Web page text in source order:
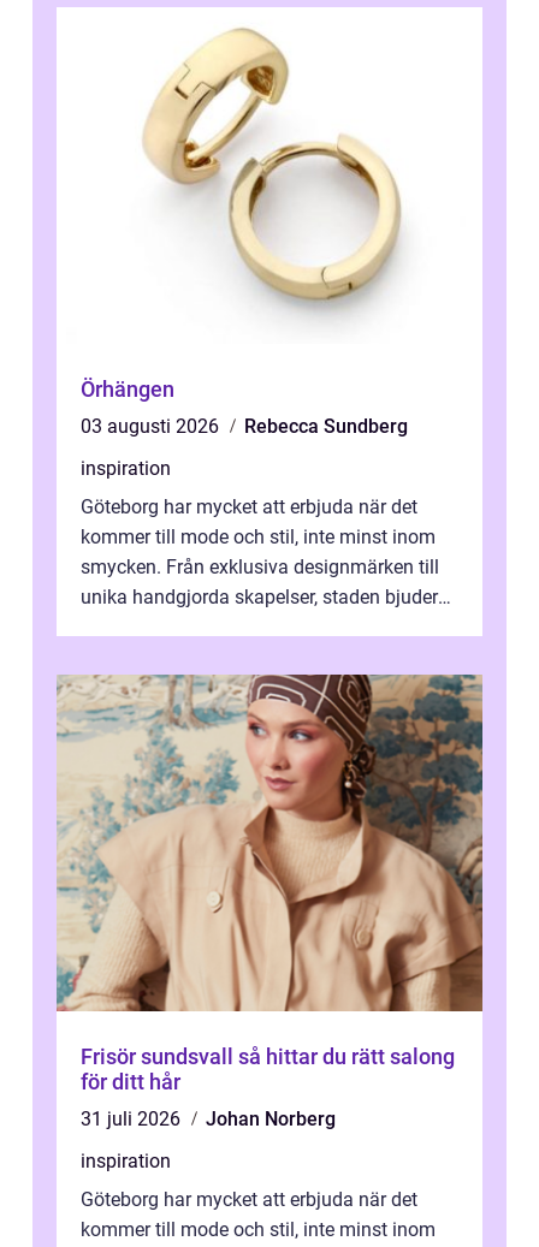
Örhängen
03 augusti 2026
Rebecca Sundberg
inspiration
Göteborg har mycket att erbjuda när det
kommer till mode och stil, inte minst inom
smycken. Från exklusiva designmärken till
unika handgjorda skapelser, staden bjuder
Frisör sundsvall så hittar du rätt salong
för ditt hår
31 juli 2026
Johan Norberg
inspiration
Göteborg har mycket att erbjuda när det
kommer till mode och stil, inte minst inom